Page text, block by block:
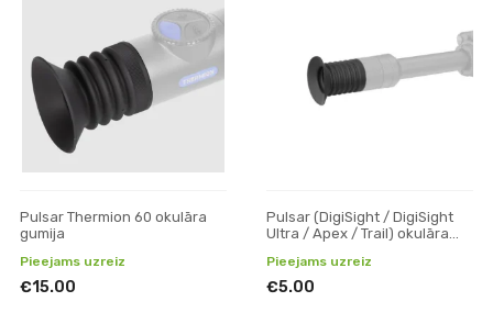
Pulsar Thermion 60 okulāra
gumija
Pieejams uzreiz
€15.00
Pulsar (DigiSight / DigiSight
Ultra / Apex / Trail) okulāra
Pieejams uzreiz
€5.00